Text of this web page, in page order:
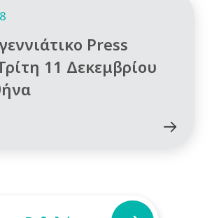
Press
11 Δεκεμβρίου